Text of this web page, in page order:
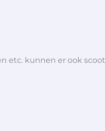
etc. kunnen er ook